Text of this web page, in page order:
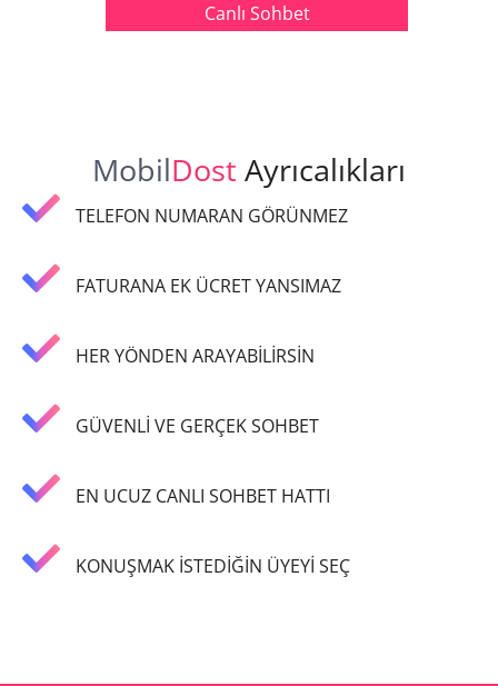
Canlı Sohbet
MobilDost Ayrıcalıkları
TELEFON NUMARAN GÖRÜNMEZ
FATURANA EK ÜCRET YANSIMAZ
HER YÖNDEN ARAYABİLİRSİN
GÜVENLİ VE GERÇEK SOHBET
EN UCUZ CANLI SOHBET HATTI
KONUŞMAK İSTEDİĞİN ÜYEYİ SEÇ